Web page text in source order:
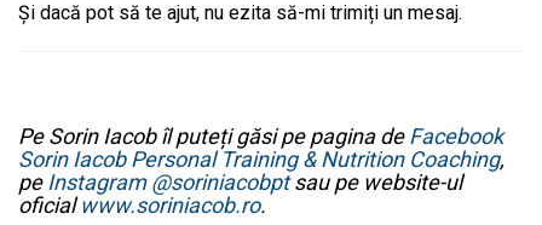
Și dacă pot să te ajut, nu ezita să-mi trimiți un mesaj.
Pe Sorin Iacob îl puteți găsi pe pagina deFacebook
Sorin Iacob Personal Training & Nutrition Coaching,
peInstagram @soriniacobptsau pe website-ul
oficialwww.soriniacob.ro.